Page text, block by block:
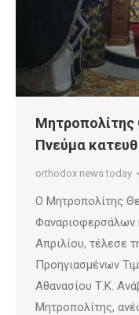
Μητροπολίτης
Πνεύμα
orthodox news today
Ο Μητροπολίτης
Φαναριοφερσάλων
Απριλίου, τέλεσε
Προηγιασμένων
Αθανασίου Τ.Κ.
Μητροπολίτης,